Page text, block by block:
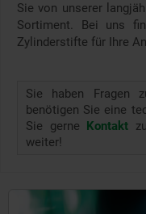
Sie von unserer
Sortiment. Bei uns
Zylinderstifte für Ihre
Sie haben Fragen
benötigen Sie eine
Sie gerne Kontakt
weiter!